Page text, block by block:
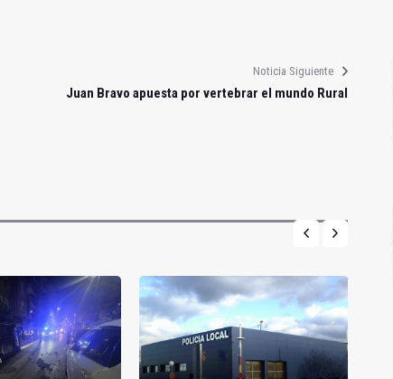
Noticia Siguiente
Juan Bravo apuesta por vertebrar el mundo Rural